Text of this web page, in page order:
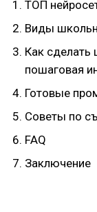
ТОП
Виды
Как
пошаговая
Готовые
Советы по
FAQ
Заключение